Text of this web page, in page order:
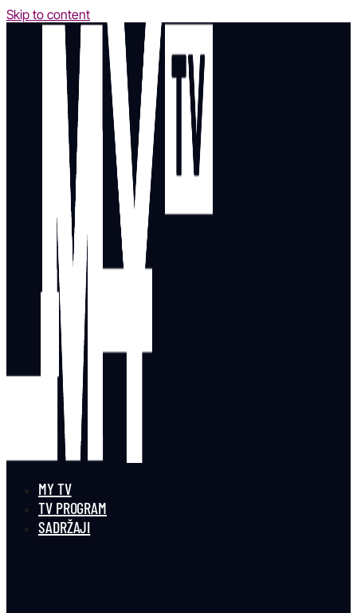
Skip to content
MY TV
TV PROGRAM
SADRŽAJI